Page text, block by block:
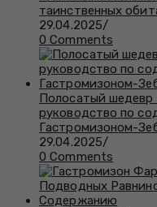
таинственных
29.04.2025/
0 Comments
Полосатый шедевр
руководство по
Гастромизоном-
29.04.2025/
0 Comments